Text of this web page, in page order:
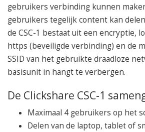
gebruikers verbinding kunnen
gebruikers tegelijk content kan
de CSC-1 bestaat uit een encryptie,
https (beveiligde verbinding) en de
SSID van het gebruikte draadloze
basisunit in hangt te verbergen.
De Clickshare CSC-1
Maximaal 4 gebruikers op het
Delen van de laptop, tablet of